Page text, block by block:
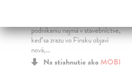
podnikaniu najmä v stavebníctve,
keď sa zrazu vo Fínsku objaví
nová,...
Na stiahnutie ako MOBI